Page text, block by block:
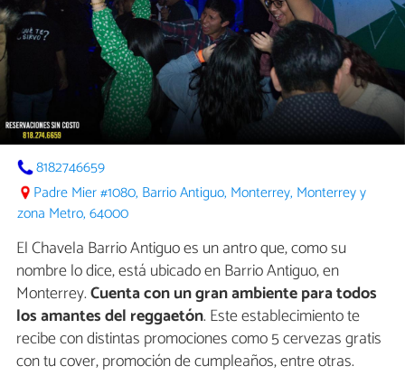
8182746659
Padre Mier #1080, Barrio Antiguo, Monterrey, Monterrey y
zona Metro, 64000
El Chavela Barrio Antiguo es un antro que, como su
nombre lo dice, está ubicado en Barrio Antiguo, en
Monterrey.Cuenta con un gran ambiente para todos
los amantes del reggaetón. Este establecimiento te
recibe con distintas promociones como 5 cervezas gratis
con tu cover, promoción de cumpleaños, entre otras.